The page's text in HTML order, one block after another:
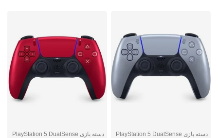
دسته بازی PlayStation 5 DualSense
دسته بازی PlayStation 5 DualSense